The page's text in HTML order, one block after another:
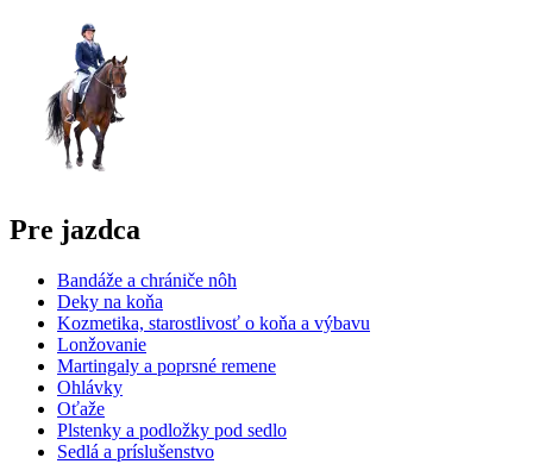
Pre jazdca
Bandáže a chrániče nôh
Deky na koňa
Kozmetika, starostlivosť o koňa a výbavu
Lonžovanie
Martingaly a poprsné remene
Ohlávky
Oťaže
Plstenky a podložky pod sedlo
Sedlá a príslušenstvo